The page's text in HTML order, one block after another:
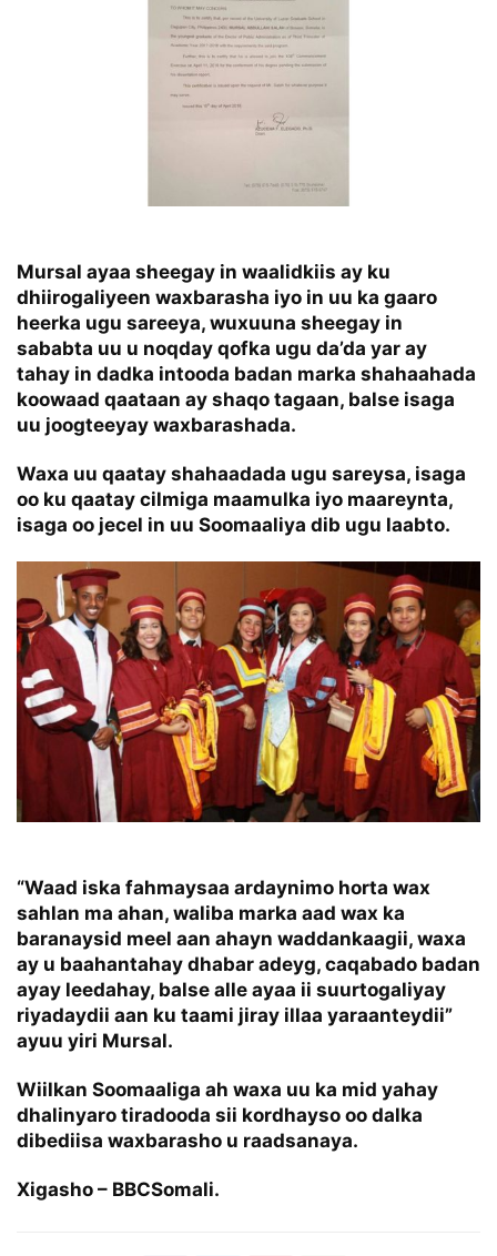
Mursal ayaa sheegay in waalidkiis ay ku
dhiirogaliyeen waxbarasha iyo in uu ka gaaro
heerka ugu sareeya, wuxuuna sheegay in
sababta uu u noqday qofka ugu da’da yar ay
tahay in dadka intooda badan marka shahaahada
koowaad qaataan ay shaqo tagaan, balse isaga
uu joogteeyay waxbarashada.
Waxa uu qaatay shahaadada ugu sareysa, isaga
oo ku qaatay cilmiga maamulka iyo maareynta,
isaga oo jecel in uu Soomaaliya dib ugu laabto.
“Waad iska fahmaysaa ardaynimo horta wax
sahlan ma ahan, waliba marka aad wax ka
baranaysid meel aan ahayn waddankaagii, waxa
ay u baahantahay dhabar adeyg, caqabado badan
ayay leedahay, balse alle ayaa ii suurtogaliyay
riyadaydii aan ku taami jiray illaa yaraanteydii”
ayuu yiri Mursal.
Wiilkan Soomaaliga ah waxa uu ka mid yahay
dhalinyaro tiradooda sii kordhayso oo dalka
dibediisa waxbarasho u raadsanaya.
Xigasho – BBCSomali.